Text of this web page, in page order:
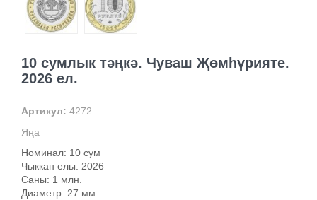
10 сумлык тәңкә. Чуваш Җөмһүрияте.
2026 ел.
Артикул: 4272
Яңа
Номинал: 10 сум
Чыккан елы: 2026
Саны: 1 млн.
Диаметр: 27 мм